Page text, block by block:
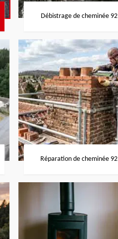
Débistrage de cheminée 92
Réparation de cheminée 92